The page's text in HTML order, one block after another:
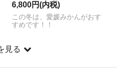
6,800円(内税)
この冬は、愛媛みかんがおす
すめです！！
見る